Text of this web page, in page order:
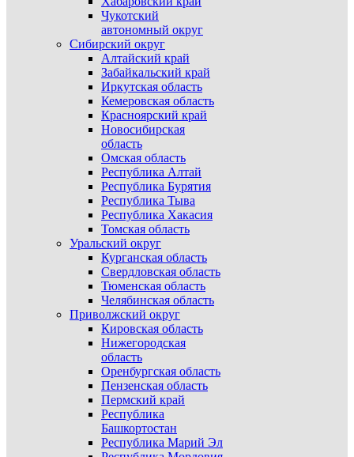
Чукотский
автономный округ
Сибирский округ
Алтайский край
Забайкальский край
Иркутская область
Кемеровская область
Красноярский край
Новосибирская
область
Омская область
Республика Алтай
Республика Бурятия
Республика Тыва
Республика Хакасия
Томская область
Уральский округ
Курганская область
Свердловская область
Тюменская область
Челябинская область
Приволжский округ
Кировская область
Нижегородская
область
Оренбургская область
Пензенская область
Пермский край
Республика
Башкортостан
Республика Марий Эл